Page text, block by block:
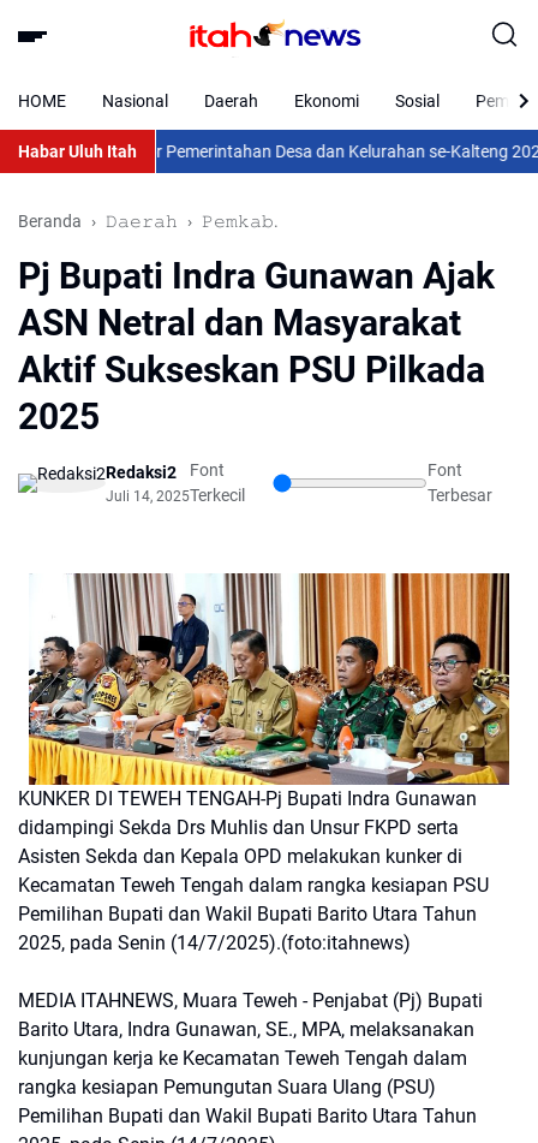
HOME Nasional Daerah Ekonomi Sosial
Habar Uluh Itah
Hadiri Rakor Pemerintahan Desa dan Kelurahan se-Kalteng 2026Kaji
Beranda 𝙳𝚊𝚎𝚛𝚊𝚑 𝙿𝚎𝚖𝚔𝚊𝚋.
Pj Bupati Indra Gunawan Ajak
ASN Netral dan Masyarakat
Aktif Sukseskan PSU Pilkada
2025
Redaksi2
Juli 14, 2025
Font
Terkecil
Font
Terbesar
KUNKER DI TEWEH TENGAH-Pj Bupati Indra Gunawan
didampingi Sekda Drs Muhlis dan Unsur FKPD serta
Asisten Sekda dan Kepala OPD melakukan kunker di
Kecamatan Teweh Tengah dalam rangka kesiapan PSU
Pemilihan Bupati dan Wakil Bupati Barito Utara Tahun
2025, pada Senin (14/7/2025).(foto:itahnews)
MEDIA ITAHNEWS, Muara Teweh - Penjabat (Pj) Bupati
Barito Utara, Indra Gunawan, SE., MPA, melaksanakan
kunjungan kerja ke Kecamatan Teweh Tengah dalam
rangka kesiapan Pemungutan Suara Ulang (PSU)
Pemilihan Bupati dan Wakil Bupati Barito Utara Tahun